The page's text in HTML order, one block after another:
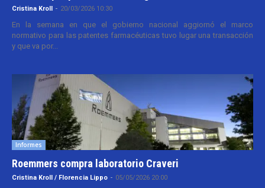
Cristina Kroll - 20/03/2026 10:30
En la semana en que el gobierno nacional aggiornó el marco
normativo para las patentes farmacéuticas tuvo lugar una transacción
y que va por...
Informes
Roemmers compra laboratorio Craveri
Cristina Kroll / Florencia Lippo - 05/05/2026 20:00